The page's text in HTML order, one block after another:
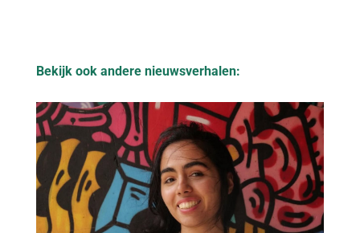
Bekijk ook andere nieuwsverhalen: